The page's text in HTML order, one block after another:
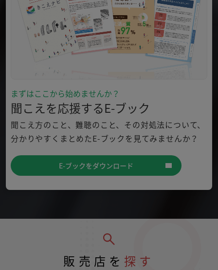
まずはここから始めませんか？
聞こえを応援するE-ブック
聞こえ方のこと、難聴のこと、その対処法について、
分かりやすくまとめたE-ブックを見てみませんか？
E-ブックをダウンロード
販売店を 探す